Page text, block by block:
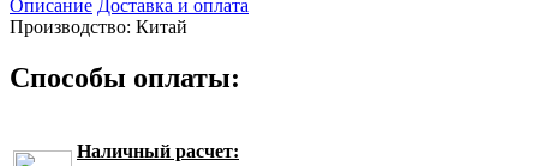
Описание Доставка и оплата
Производство: Китай
Способы оплаты:
Наличный расчет: